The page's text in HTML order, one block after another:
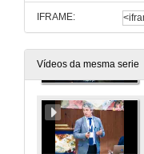
IFRAME:
Vídeos da mesma serie